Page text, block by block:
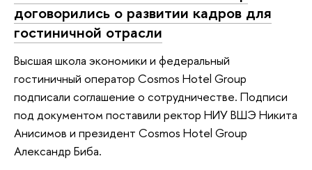
договорились о развитии кадров для
гостиничной отрасли
Высшая школа экономики и федеральный
гостиничный оператор Cosmos Hotel Group
подписали соглашение о сотрудничестве. Подписи
под документом поставили ректор НИУ ВШЭ Никита
Анисимов и президент Cosmos Hotel Group
Александр Биба.